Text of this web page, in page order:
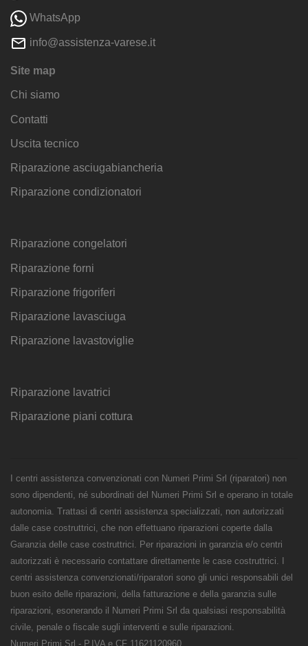
WhatsApp
info@assistenza-varese.it
Site map
Chi siamo
Contatti
Uscita tecnico
Riparazione asciugabiancheria
Riparazione condizionatori
Riparazione congelatori
Riparazione forni
Riparazione frigoriferi
Riparazione lavasciuga
Riparazione lavastoviglie
Riparazione lavatrici
Riparazione piani cottura
I centri assistenza convenzionati con Numeri Primi Srl (riparatori) non
sono dipendenti, né subordinati del Numeri Primi Srl e operano in totale
autonomia. Trattasi di centri assistenza specializzati, non autorizzati
dalle case costruttrici, che non effettuano riparazioni coperte dalla
Garanzia delle case costruttrici. Per riparazioni in garanzia e/o centri
autorizzati è necessario contattare direttamente le case costruttrici. I
centri assistenza convenzionati/riparatori sono gli unici responsabili del
buon esito delle riparazioni, della fatturazione e della garanzia sulle
riparazioni, esonerando il Numeri Primi Srl da qualsiasi responsabilità
civile, penale o fiscale sugli interventi e sulle riparazioni.
Numeri Primi Srl - P.IVA e CF 11621120960